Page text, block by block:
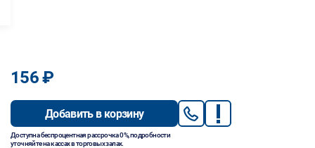
156 ₽
Добавить в корзину
Доступна беспроцентная рассрочка 0%, подробности
уточняйте на кассах в торговых залах.